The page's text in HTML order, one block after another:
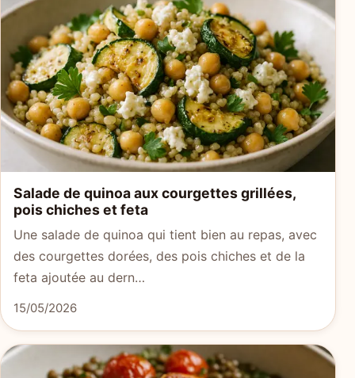
Salade de quinoa aux courgettes grillées,
pois chiches et feta
Une salade de quinoa qui tient bien au repas, avec
des courgettes dorées, des pois chiches et de la
feta ajoutée au dern…
15/05/2026